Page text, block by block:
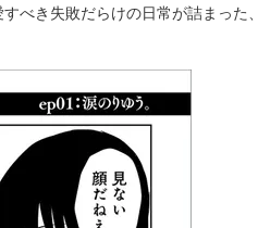
べき失敗だらけの日常が詰まった